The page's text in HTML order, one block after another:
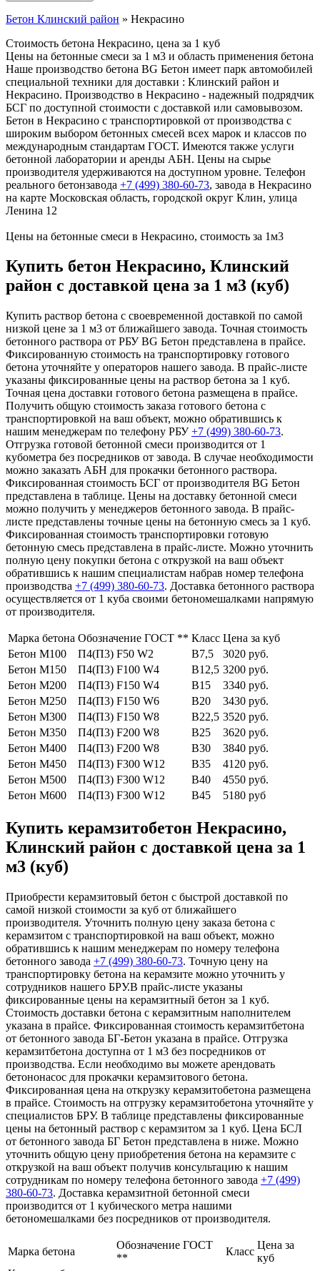
Бетон Клинский район » Некрасино
Стоимость бетона Некрасино, цена за 1 куб
Цены на бетонные смеси за 1 м3 и область применения бетона
Наше производство бетона BG Бетон имеет парк автомобилей
специальной техники для доставки : Клинский район и
Некрасино. Производство в Некрасино - надежный подрядчик
БСГ по доступной стоимости с доставкой или самовывозом.
Бетон в Некрасино с транспортировкой от производства с
широким выбором бетонных смесей всех марок и классов по
международным стандартам ГОСТ. Имеются также услуги
бетонной лаборатории и аренды АБН. Цены на сырье
производителя удерживаются на доступном уровне. Телефон
реального бетонзавода +7 (499) 380-60-73, завода в Некрасино
на карте Московская область, городской округ Клин, улица
Ленина 12
Цены на бетонные смеси в Некрасино, стоимость за 1м3
Купить бетон Некрасино, Клинский
район с доставкой цена за 1 м3 (куб)
Купить раствор бетона с своевременной доставкой по самой
низкой цене за 1 м3 от ближайшего завода. Точная стоимость
бетонного раствора от РБУ BG Бетон представлена в прайсе.
Фиксированную стоимость на транспортировку готового
бетона уточняйте у операторов нашего завода. В прайс-листе
указаны фиксированные цены на раствор бетона за 1 куб.
Точная цена доставки готового бетона размещена в прайсе.
Получить общую стоимость заказа готового бетона с
транспортировкой на ваш объект, можно обратившись к
нашим менеджерам по телефону РБУ+7 (499) 380-60-73.
Отгрузка готовой бетонной смеси производится от 1
кубометра без посредников от завода. В случае необходимости
можно заказать АБН для прокачки бетонного раствора.
Фиксированная стоимость БСГ от производителя BG Бетон
представлена в таблице. Цены на доставку бетонной смеси
можно получить у менеджеров бетонного завода. В прайс-
листе представлены точные цены на бетонную смесь за 1 куб.
Фиксированная стоимость транспортировки готовую
бетонную смесь представлена в прайс-листе. Можно уточнить
полную цену покупки бетона с открузкой на ваш объект
обратившись к нашим специалистам набрав номер телефона
производства +7 (499) 380-60-73. Доставка бетонного раствора
осуществляется от 1 куба своими бетономешалками напрямую
от производителя.
Марка бетона Обозначение ГОСТ ** Класс Цена за куб
Бетон М100
П4(П3) F50 W2 В7,5
3020 руб.
Бетон М150
П4(П3) F100 W4 В12,5 3200 руб.
Бетон М200
П4(П3) F150 W4 В15
3340 руб.
Бетон М250
П4(П3) F150 W6 В20
3430 руб.
Бетон М300
П4(П3) F150 W8 В22,5 3520 руб.
Бетон М350
П4(П3) F200 W8 В25
3620 руб.
Бетон М400
П4(П3) F200 W8 В30
3840 руб.
Бетон М450
П4(П3) F300 W12 В35
4120 руб.
Бетон М500
П4(П3) F300 W12 В40
4550 руб.
Бетон М600
П4(П3) F300 W12 В45 5180 руб
Купить керамзитобетон Некрасино,
Клинский район с доставкой цена за 1
м3 (куб)
Приобрести керамзитовый бетон с быстрой доставкой по
самой низкой стоимости за куб от ближайшего
производителя. Уточнить полную цену заказа бетона с
керамзитом с транспортировкой на ваш объект, можно
обратившись к нашим менеджерам по номеру телефона
бетонного завода +7 (499) 380-60-73. Точную цену на
транспортировку бетона на керамзите можно уточнить у
сотрудников нашего БРУ.В прайс-листе указаны
фиксированные цены на керамзитный бетон за 1 куб.
Стоимость доставки бетона с керамзитным наполнителем
указана в прайсе. Фиксированная стоимость керамзитбетона
от бетонного завода БГ-Бетон указана в прайсе. Отгрузка
керамзитбетона доступна от 1 м3 без посредников от
производства. Если необходимо вы можете арендовать
бетононасос для прокачки керамзитового бетона.
Фиксированная цена на открузку керамзитобетона размещена
в прайсе. Стоимость на отгрузку керамзитобетона уточняйте у
специалистов БРУ. В таблице представлены фиксированные
цены на бетонный раствор с керамзитом за 1 куб. Цена БСЛ
от бетонного завода БГ Бетон представлена в ниже. Можно
уточнить общую цену приобретения бетона на керамзите с
открузкой на ваш объект получив консультацию к нашим
сотрудникам по номеру телефона бетонного завода +7 (499)
380-60-73. Доставка керамзитной бетонной смеси
производится от 1 кубического метра нашими
бетономешалками без посредников от производителя.
Марка бетона
Обозначение ГОСТ
**
Класс
Цена за
куб